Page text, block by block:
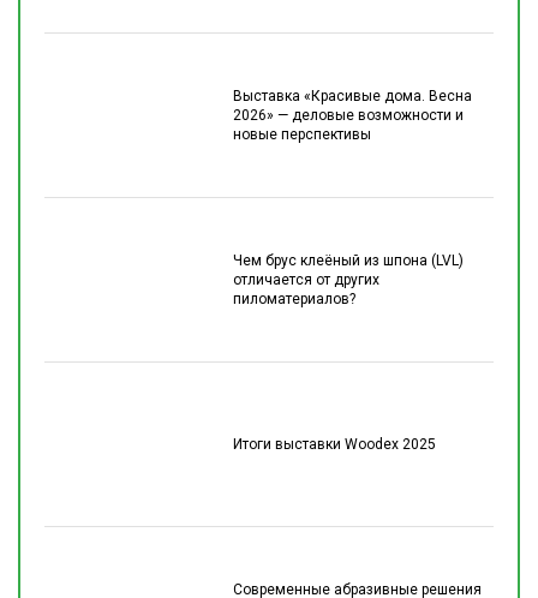
Выставка «Красивые дома. Весна
2026» — деловые возможности и
новые перспективы
Чем брус клеёный из шпона (LVL)
отличается от других
пиломатериалов?
Итоги выставки Woodex 2025
Современные абразивные решения